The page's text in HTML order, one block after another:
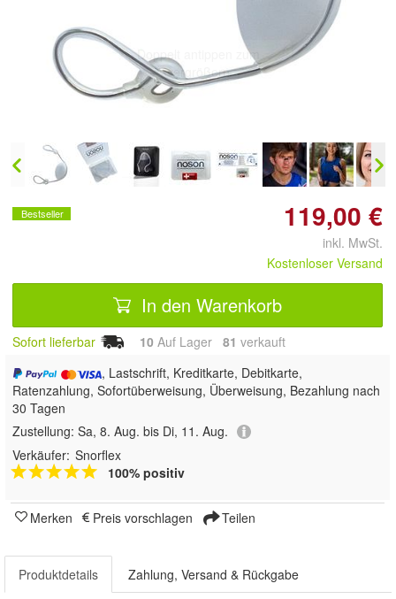
Doppelt antippen zum
vergrößern
Bestseller 119,00 €
inkl. MwSt.
Kostenloser Versand
In den Warenkorb
Sofort lieferbar 10 Auf Lager 81 verkauft
, Lastschrift, Kreditkarte, Debitkarte,
Ratenzahlung, Sofortüberweisung, Überweisung, Bezahlung nach
30 Tagen
Zustellung: Sa, 8. Aug. bis Di, 11. Aug.
Verkäufer: Snorflex
100% positiv
Merken Preis vorschlagen Teilen
Produktdetails Zahlung, Versand & Rückgabe